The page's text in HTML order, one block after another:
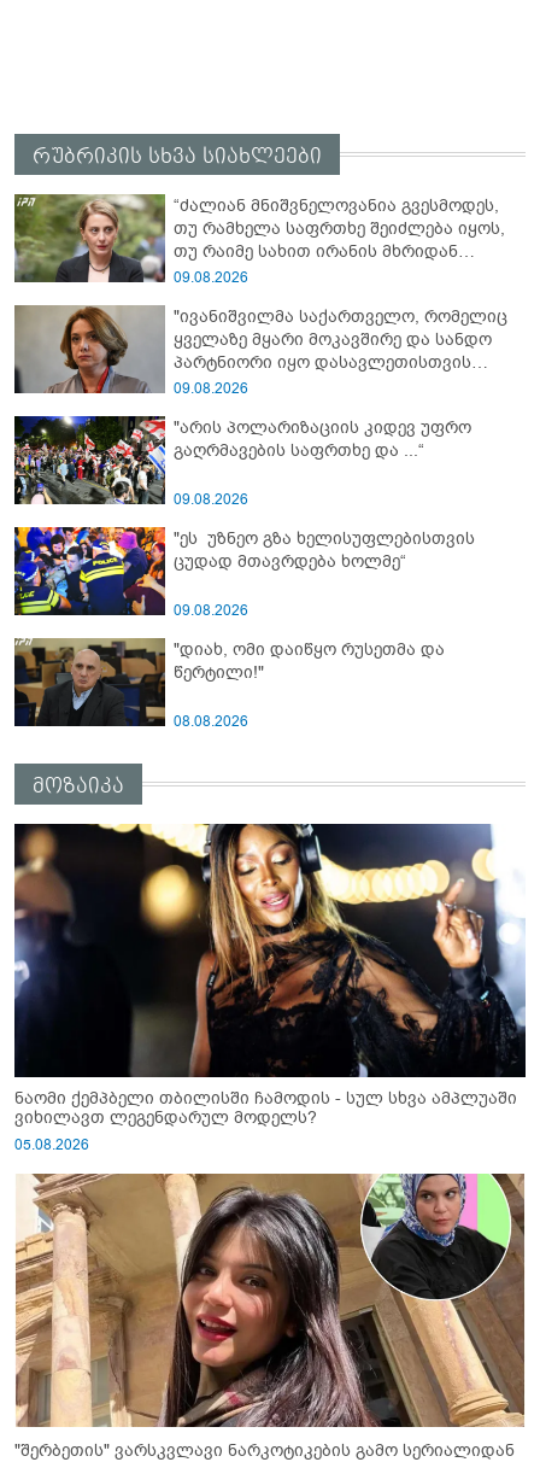
რუბრიკის სხვა სიახლეები
“ძალიან მნიშვნელოვანია გვესმოდეს,
თუ რამხელა საფრთხე შეიძლება იყოს,
თუ რაიმე სახით ირანის მხრიდან
ფინანსური ინსტიტუტები აძლიერებს
ანტიეროვნული ხელისუფლების
ფინანსურ სტაბილურობას“ - ხატია
დეკანოიძე
09.08.2026
"ივანიშვილმა საქართველო, რომელიც
ყველაზე მყარი მოკავშირე და სანდო
პარტნიორი იყო დასავლეთისთვის
რეგიონში, რუსეთის და ირანის
სამრეცხაოდ აქცია"
09.08.2026
"არის პოლარიზაციის კიდევ უფრო
გაღრმავების საფრთხე და ...“
09.08.2026
"ეს უზნეო გზა ხელისუფლებისთვის
ცუდად მთავრდება ხოლმე“
09.08.2026
"დიახ, ომი დაიწყო რუსეთმა და
წერტილი!"
08.08.2026
მოზაიკა
ნაომი ქემპბელი თბილისში ჩამოდის - სულ სხვა ამპლუაში
ვიხილავთ ლეგენდარულ მოდელს?
05.08.2026
"შერბეთის" ვარსკვლავი ნარკოტიკების გამო სერიალიდან